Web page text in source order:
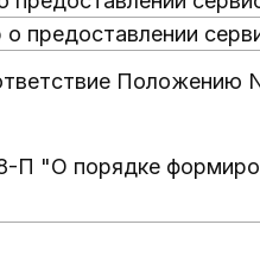
о предоставлении
Положению
П "О порядке